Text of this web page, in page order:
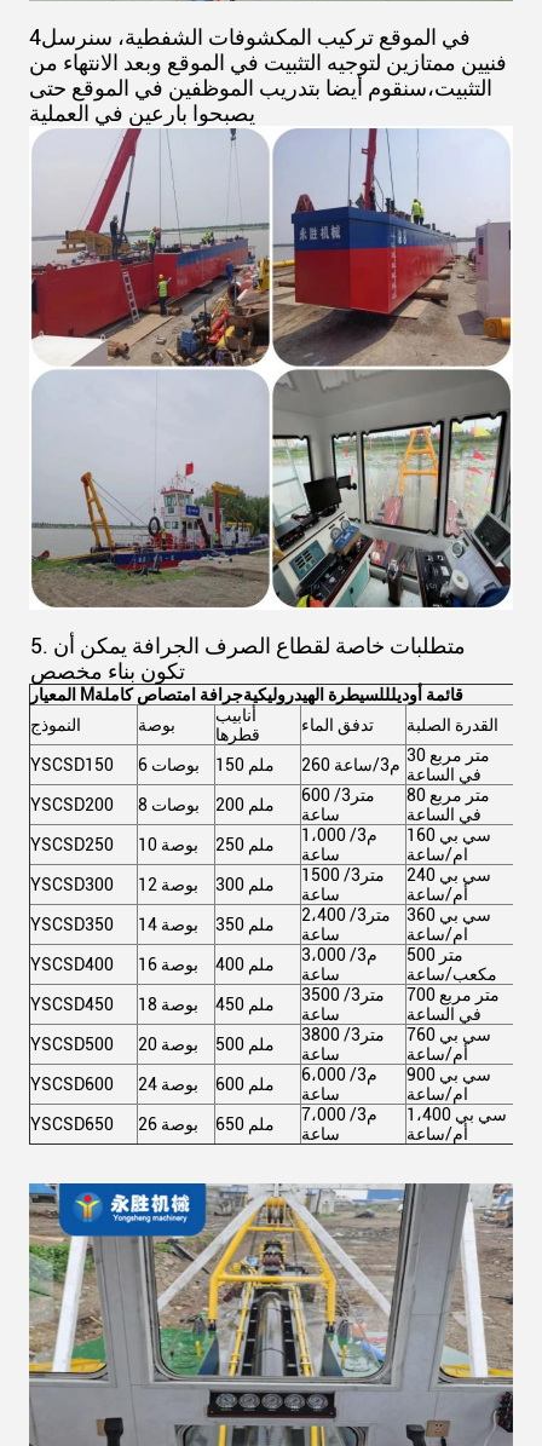
4في الموقع تركيب المكشوفات الشفطية، سنرسل
فنيين ممتازين لتوجيه التثبيت في الموقع وبعد الانتهاء من
التثبيت،سنقوم أيضا بتدريب الموظفين في الموقع حتى
يصبحوا بارعين في العملية
5. متطلبات خاصة لقطاع الصرف الجرافة يمكن أن
تكون بناء مخصص
المعيار M قائمة أوديلللسيطرة الهيدروليكيةجرافة امتصاص كاملة
النموذج
بوصة
أنابيب
قطرها
تدفق الماء القدرة الصلبة
YSCSD150 6 بوصات 150 ملم 260 م3/ساعة 30 متر مربع
في الساعة
YSCSD200
8 بوصات 200 ملم
600 متر3/
ساعة
80 متر مربع
في الساعة
YSCSD250
10 بوصة 250 ملم
1،000 م3/
ساعة
160 سي بي
ام/ساعة
YSCSD300
12 بوصة 300 ملم
1500 متر3/
ساعة
240 سي بي
أم/ساعة
YSCSD350
14 بوصة 350 ملم
2،400 متر3/
ساعة
360 سي بي
ام/ساعة
YSCSD400
16 بوصة 400 ملم
3،000 م3/
ساعة
500 متر
مكعب/ساعة
YSCSD450
18 بوصة 450 ملم
3500 متر3/
ساعة
700 متر مربع
في الساعة
YSCSD500
20 بوصة 500 ملم
3800 متر3/
ساعة
760 سي بي
أم/ساعة
YSCSD600
24 بوصة 600 ملم
6،000 م3/
ساعة
900 سي بي
ام/ساعة
YSCSD650
26 بوصة 650 ملم
7،000 م3/
ساعة
1،400 سي بي
أم/ساعة